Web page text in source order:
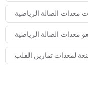
معدات الصالة الرياضية
معدات الصالة الرياضية
لمعدات تمارين القلب